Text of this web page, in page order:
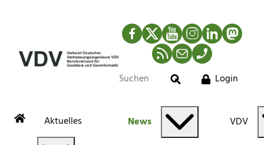
Facebook
TwitterYouTubeInstagram
LinkedIn
RSS-Newsfeed
MailTelefon
Suche
Login
Aktuelles News VDV